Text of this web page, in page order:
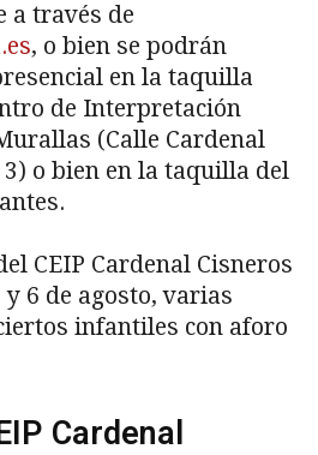
a través de
, o bien se podrán
en la taquilla
de Interpretación
(Calle Cardenal
3) o bien en la taquilla del
CEIP Cardenal Cisneros
6 de agosto, varias
infantiles con aforo
Cardenal